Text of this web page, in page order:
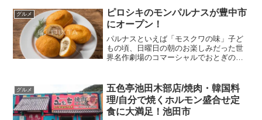
꙳✧˖°⌖꙳✧˖°⌖꙳✧˖°⌖꙳✧˖°⌖꙳✧...
グルメ
ピロシキのモンパルナスが豊中市
にオープン！
パルナスといえば「モスクワの味」子ど
もの頃、日曜日の朝のお楽しみだった世
界名作劇場のコマーシャルでおとぎの国
コロに、いつかきっとお金をためてロシ
アに行って何段にもな...
グルメ
五色亭池田木部店/焼肉・韓国料
理/自分で焼くホルモン盛合せ定
食に大満足！池田市